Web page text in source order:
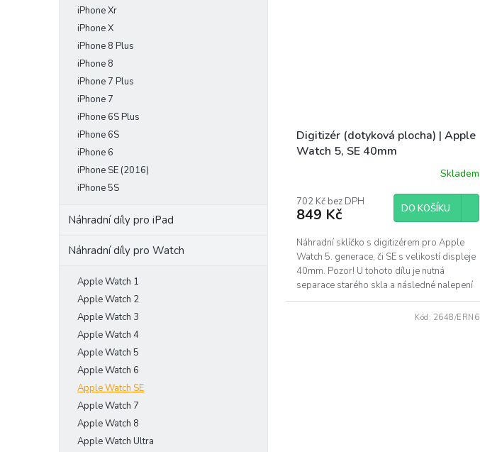
iPhone Xr
iPhone X
iPhone 8 Plus
iPhone 8
iPhone 7 Plus
iPhone 7
iPhone 6S Plus
iPhone 6S
iPhone 6
iPhone SE (2016)
iPhone 5S
Náhradní díly pro iPad
Náhradní díly pro Watch
Apple Watch 1
Apple Watch 2
Apple Watch 3
Apple Watch 4
Apple Watch 5
Apple Watch 6
Apple Watch SE
Apple Watch 7
Apple Watch 8
Apple Watch Ultra
Digitizér (dotyková plocha) | Apple
Watch 5, SE 40mm
produktu
je
z
5
hvězdiček.
Skladem
702 Kč bez DPH
849 Kč DO KOŠÍKU
Náhradní sklíčko s digitizérem pro Apple
Watch 5. generace, či SE s velikostí displeje
40mm. Pozor! U tohoto dílu je nutná
separace starého skla a následné nalepení
tohoto dílu...
Kód: 2648/ERN6